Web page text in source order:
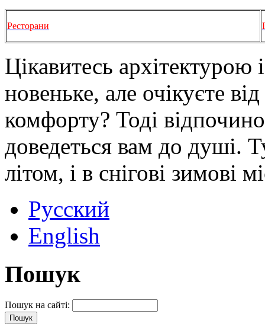
Ресторани
Цікавитесь
новеньке, але очікуєте
комфорту? Тоді
доведеться вам до душі.
літом, і в снігові зимові
Русский
English
Пошук
Пошук на сайті: